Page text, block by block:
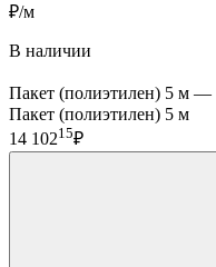
₽/м
В наличии
Пакет (полиэтилен) 5 м —
Пакет (полиэтилен) 5 м
14 10215₽